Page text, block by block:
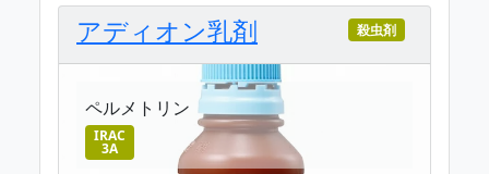
アディオン乳剤 殺虫剤
ペルメトリン
IRAC
3A